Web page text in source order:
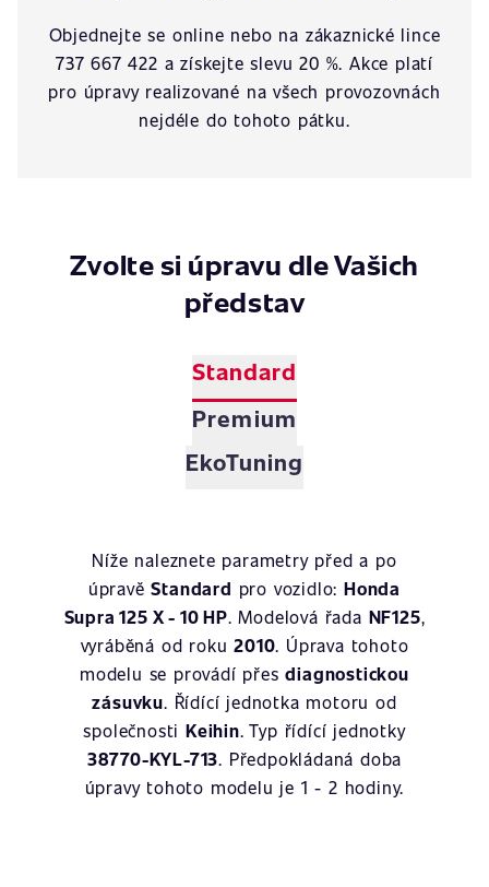
Objednejte se online nebo na zákaznické lince
737 667 422 a získejte slevu 20 %. Akce platí
pro úpravy realizované na všech provozovnách
nejdéle do tohoto pátku.
Zvolte si úpravu dle Vašich
představ
Standard
Premium
EkoTuning
Níže naleznete parametry před a po
úpravěStandard pro vozidlo:Honda
Supra 125 X - 10 HP. Modelová řada NF125,
vyráběná od roku2010. Úprava tohoto
modelu se provádí přesdiagnostickou
zásuvku. Řídící jednotka motoru od
společnosti Keihin. Typ řídící jednotky
38770-KYL-713. Předpokládaná doba
úpravy tohoto modelu je 1 - 2 hodiny.